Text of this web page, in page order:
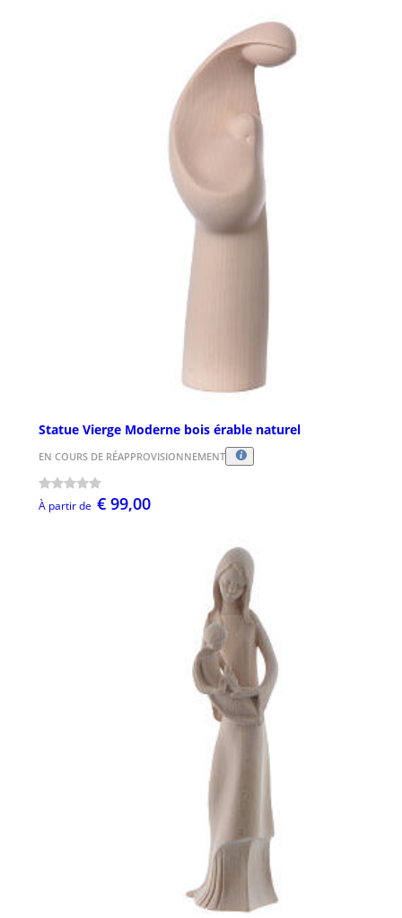
Statue Vierge Moderne bois érable naturel
EN COURS DE RÉAPPROVISIONNEMENT
À partir de € 99,00